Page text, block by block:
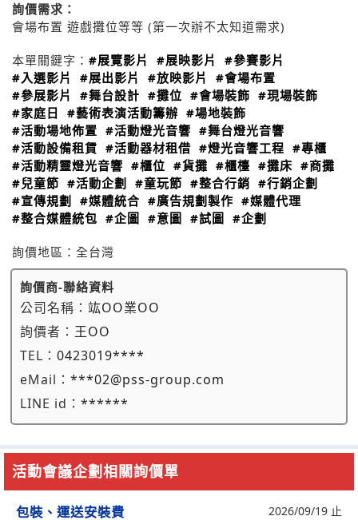
詢價需求：
會場布置 遊戲攤位等等 (第一次辦不太知道需求)
本單關鍵字： #展覽影片 #展映影片
#參賽影片
#入選影片
#展出影片 #放映影片
#會場布置
#參展影片
#舞台設計 #攤位 #會場裝飾 #現場裝飾
#家庭日
#藝術表演活動籌辦 #場地裝飾
#活動場地佈置 #活動燈光音響 #舞台燈光音響
#活動設備租賃 #活動器材租借 #燈光音響工程 #專櫃
#活動精靈燈光音響 #櫃位 #貨攤 #櫃檯 #攤床 #商攤
#兒童節 #活動企劃 #童玩節 #整合行銷 #行銷企劃
#宣傳規劃
#媒體統合 #廣告規劃製作 #媒體代理
#整合媒體統包 #企圖 #意圖 #試圖 #企劃
詢價地區： 全台灣
詢價商-聯絡資料
公司名稱： 竑OO業OO
詢價者： 王OO
TEL： 0423019****
eMail： ***02@pss-group.com
LINE id： ******
活動會議企劃相關詢價單
包裝、運送安裝費 2026/09/19 止